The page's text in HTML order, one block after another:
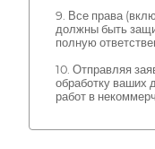
9. Все права
должны быть
полную
10. Отправляя
обработку ваших
работ в